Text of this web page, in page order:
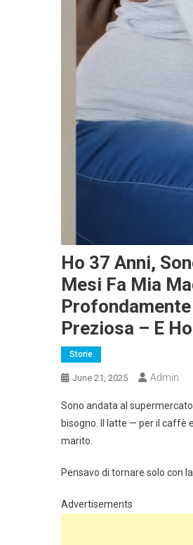
Ho 37 Anni,
Mesi Fa Mia
Preziosa – E
Storie
June 21, 2025 Admin
Sono andata al
bisogno. Il latte — per il caffè
marito.
Pensavo di tornare solo con
Advertisements